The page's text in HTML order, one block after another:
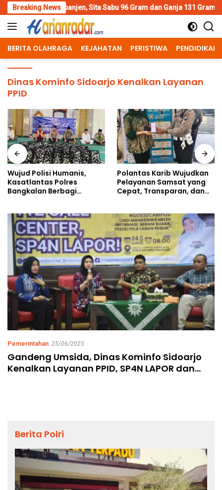
Skip
to
content
Breaking News
Sita Sabu 96 Gram dan Ganja 131 Gram Wujud
BERITA OLAHRAGA KEJAHATAN PERISTIWA PENDIDIKAN
Dinas Kominfo Sidoarjo Kenalkan Layanan
PPID
Wujud Polisi Humanis,
Kasatlantas Polres
Bangkalan Berbagi
Ahmad Ibrahim
Polantas Karib Wujudkan
Pelayanan Samsat yang
Cepat, Transparan, dan
Pemerintahan 25/06/2025
Gandeng Umsida, Dinas Kominfo Sidoarjo
Kenalkan Layanan PPID, SP4N LAPOR dan
Berita Polri